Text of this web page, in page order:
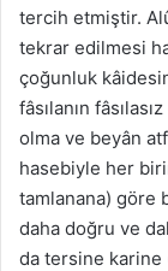
tercih etmiştir.
tekrar edilmesi
çoğunluk
fâsılanın
olma ve beyân
hasebiyle her
tamlanana) göre
daha doğru ve
da tersine karine